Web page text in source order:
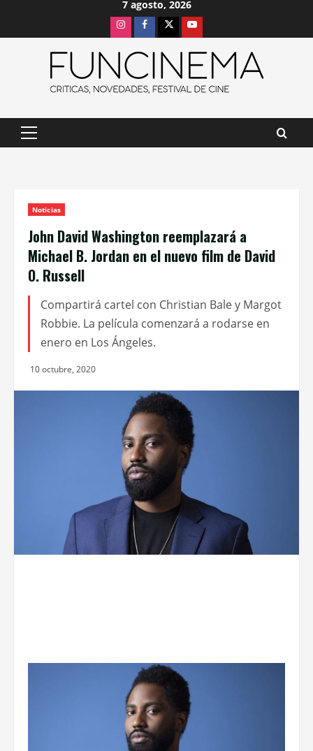
7 agosto, 2026
InstagramFacebook
X Youtube
Menú
Noticias
John David Washington reemplazará a
Michael B. Jordan en el nuevo film de David
O. Russell
Compartirá cartel con Christian Bale y Margot
Robbie. La película comenzará a rodarse en
enero en Los Ángeles.
10 octubre, 2020